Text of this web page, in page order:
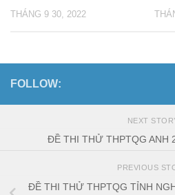
THÁNG 9 30, 2022
FOLLOW:
NEXT
ĐỀ THI THỬ THPTQG ANH
PREVIOUS
ĐỀ THI THỬ THPTQG TỈNH